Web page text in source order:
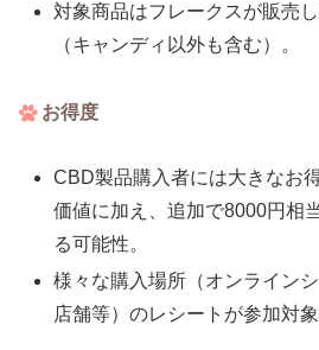
対象商品はフレークスが販売
（キャンディ以外も含む）。
お得度
CBD製品購入者には大きなお
価値に加え、追加で8000円相
る可能性。
様々な購入場所（オンライン
店舗等）のレシートが参加対象